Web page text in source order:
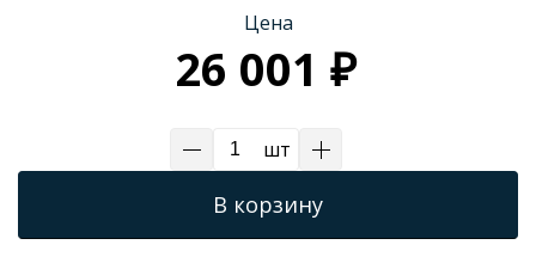
Трапы для душевых
Цена
26 001 ₽
шт
В корзину